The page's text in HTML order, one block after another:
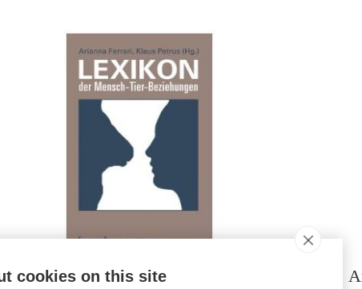
der Mensch-Tier-Beziehungen
cookies on this site